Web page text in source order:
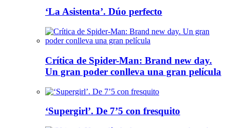
‘La Asistenta’. Dúo perfecto
Crítica de Spider-Man: Brand new day.
Un gran poder conlleva una gran película
‘Supergirl’. De 7’5 con fresquito